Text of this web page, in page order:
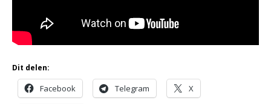
Dit delen:
Facebook Telegram X